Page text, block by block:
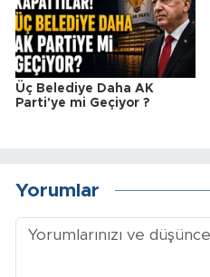
Üç Belediye Daha AK
Parti'ye mi Geçiyor ?
Yorumlar